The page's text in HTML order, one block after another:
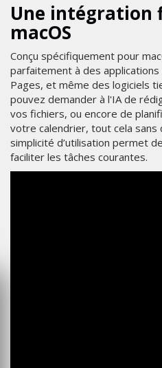
Une intégration
macOS
Conçu spécifiquement pour
parfaitement à des applications
Pages, et même des logiciels
pouvez demander à l'IA de
vos fichiers, ou encore de
votre calendrier, tout cela
simplicité d’utilisation permet
faciliter les tâches courantes.